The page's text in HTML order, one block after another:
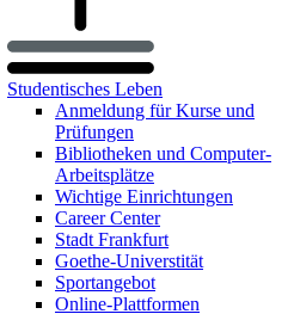
Studentisches Leben
Anmeldung für Kurse und
Prüfungen
Bibliotheken und Computer-
Arbeitsplätze
Wichtige Einrichtungen
Career Center
Stadt Frankfurt
Goethe-Universtität
Sportangebot
Online-Plattformen